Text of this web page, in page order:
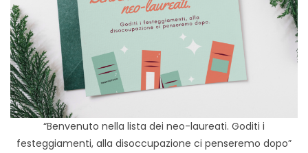
“Benvenuto nella lista dei neo-laureati. Goditi i
festeggiamenti, alla disoccupazione ci penseremo dopo”